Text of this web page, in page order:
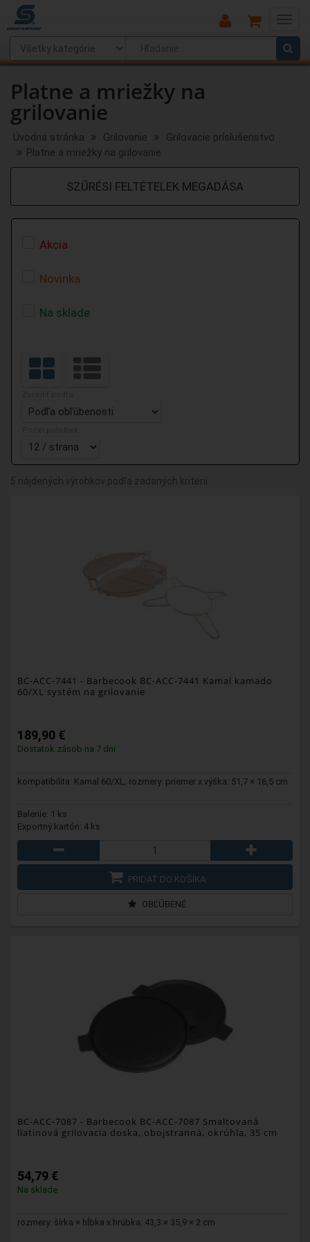
Main
Menu
Platne a mriežky na
grilovanie
Úvodná stránka Grilovanie
Grilovacie príslušenstvo
Platne a mriežky na grilovanie
SZŰRÉSI FELTÉTELEK MEGADÁSA
Akcia
Novinka
Na sklade
5 nájdených výrobkov podľa zadaných kritérií.
BC-ACC-7441 - Barbecook BC-ACC-7441 Kamal kamado
60/XL systém na grilovanie
189,90 €
Dostatok zásob na 7 dní
kompatibilita: Kamal 60/XL; rozmery: priemer x výška: 51,7 × 16,5 cm
Balenie: 1 ks
Exportný kartón: 4 ks
PRIDAŤ DO KOŠÍKA
OBĽÚBENÉ
BC-ACC-7087 - Barbecook BC-ACC-7087 Smaltovaná
liatinová grilovacia doska, obojstranná, okrúhla, 35 cm
54,79 €
Na sklade
rozmery: šírka × hĺbka x hrúbka: 43,3 × 35,9 × 2 cm